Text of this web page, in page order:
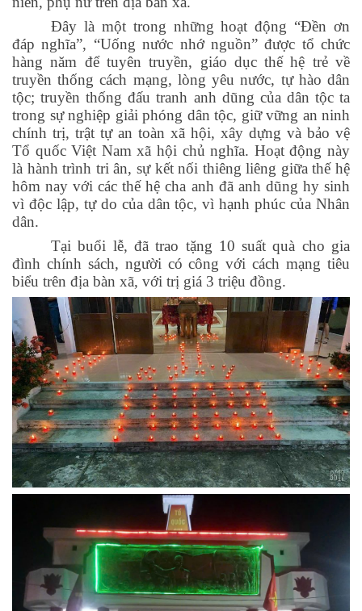
Đây là một trong những hoạt động “Đền ơn
đáp nghĩa”, “Uống nước nhớ nguồn” được tổ chức
hàng năm để tuyên truyền, giáo dục thế hệ trẻ về
truyền thống cách mạng, lòng yêu nước, tự hào dân
tộc; truyền thống đấu tranh anh dũng của dân tộc ta
trong sự nghiệp giải phóng dân tộc, giữ vững an ninh
chính trị, trật tự an toàn xã hội, xây dựng và bảo vệ
Tổ quốc Việt Nam xã hội chủ nghĩa. Hoạt động này
là hành trình tri ân, sự kết nối thiêng liêng giữa thế hệ
hôm nay với các thế hệ cha anh đã anh dũng hy sinh
vì độc lập, tự do của dân tộc, vì hạnh phúc của Nhân
dân.
Tại buổi lễ, đã trao tặng 10 suất quà cho gia
đình chính sách, người có công với cách mạng tiêu
biểu trên địa bàn xã, với trị giá 3 triệu đồng.